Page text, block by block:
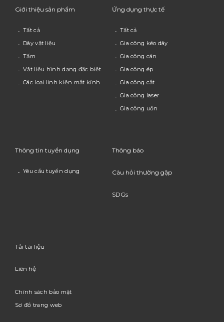
Giới thiệu sản phẩm
Tất cả
Dây vật liệu
Tấm
Vật liệu hình dạng đặc biệt
Các loại linh kiện mắt kính
Ứng dụng thực tế
Tất cả
Gia công kéo dây
Gia công cán
Gia công ép
Gia công cắt
Gia công laser
Gia công uốn
Thông tin tuyển dụng
Yêu cầu tuyển dụng
Thông báo
Câu hỏi thường gặp
SDGs
Tải tài liệu
Liên hệ
Chính sách bảo mật
Sơ đồ trang web